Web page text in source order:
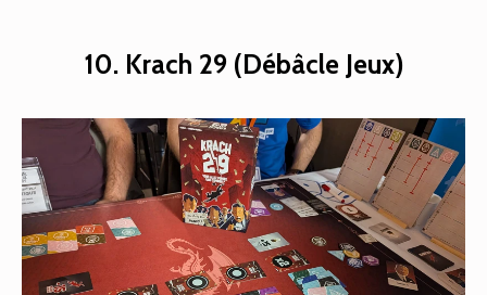
10. Krach 29 (Débâcle Jeux)